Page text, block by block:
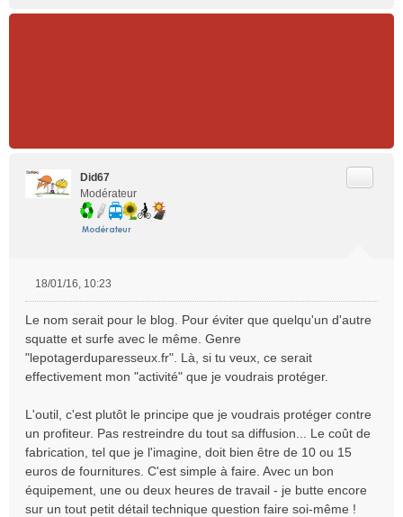
Did67
Modérateur
s
s
a
g
n
l
u
18/01/16, 10:23
Le nom serait pour le blog. Pour éviter que quelqu'un d'autre
squatte et surfe avec le même. Genre
"lepotagerduparesseux.fr". Là, si tu veux, ce serait
effectivement mon "activité" que je voudrais protéger.
L'outil, c'est plutôt le principe que je voudrais protéger contre
un profiteur. Pas restreindre du tout sa diffusion... Le coût de
fabrication, tel que je l'imagine, doit bien être de 10 ou 15
euros de fournitures. C'est simple à faire. Avec un bon
équipement, une ou deux heures de travail - je butte encore
sur un tout petit détail technique question faire soi-même !